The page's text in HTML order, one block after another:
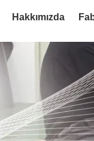
Hakkımızda